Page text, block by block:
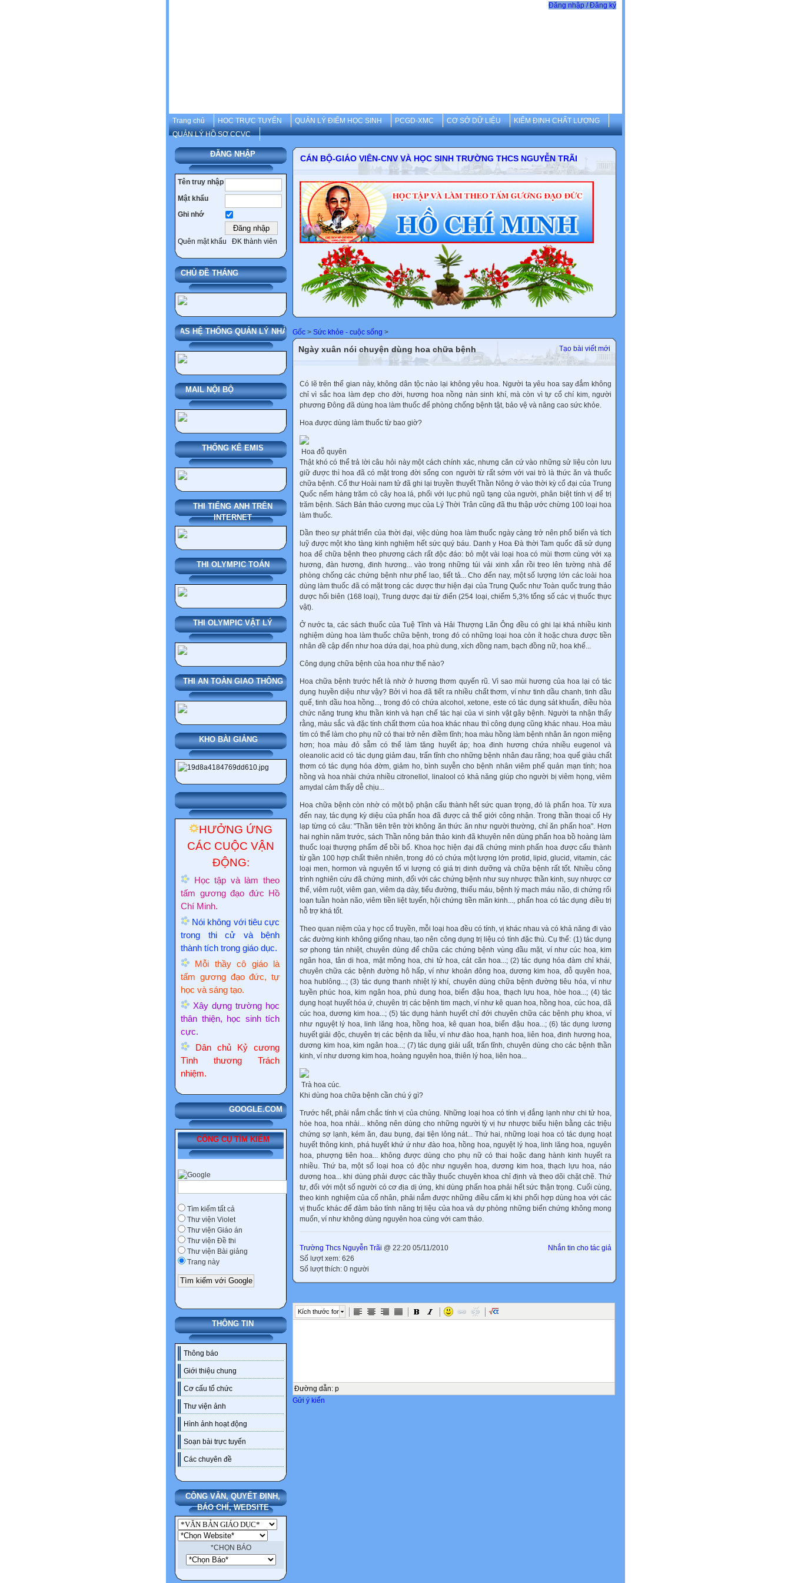
Đăng nhập / Đăng ký
Trang chủ HOC TRỰC TUYẾN QUẢN LÝ ĐIỂM HỌC SINH PCGD-XMC CƠ SỞ DỮ LIỆU
KIỂM ĐỊNH CHẤT LƯỢNG
QUẢN LÝ HỒ SƠ CCVC
ĐĂNG NHẬP
Tên truy nhập
Mật khẩu
Ghi nhớ
Quên mật khẩu ĐK thành viên
CHỦ ĐỀ THÁNG
SMAS HỆ THỐNG QUẢN LÝ NHÀ TRƯỜNG
MAIL NỘI BỘ
THỐNG KÊ EMIS
THI TIẾNG ANH TRÊN
INTERNET
THI OLYMPIC TOÁN
THI OLYMPIC VẬT LÝ
THI AN TOÀN GIAO THÔNG
KHO BÀI GIẢNG
HƯỞNG ỨNG
CÁC CUỘC VẬN
ĐỘNG:
Học tập và làm theo
tấm gương đạo đức Hồ
Chí Minh.
Nói không với tiêu cực
trong thi cử và bệnh
thành tích trong giáo dục.
Mỗi thầy cô giáo là
tấm gương đạo đức, tự
học và sáng tạo.
Xây dựng trường học
thân thiện, học sinh tích
cực.
Dân chủ Kỷ cương
Tình thương Trách
nhiệm.
GOOGLE.COM
CÔNG CỤ TÌM KIẾM
Tìm kiếm tất cả
Thư viện Violet
Thư viện Giáo án
Thư viện Đề thi
Thư viện Bài giảng
Trang này
THÔNG TIN
Thông báo
Giới thiệu chung
Cơ cấu tổ chức
Thư viện ảnh
Hình ảnh hoạt động
Soạn bài trực tuyến
Các chuyên đề
CÔNG VĂN, QUYẾT ĐỊNH,
BÁO CHÍ, WEDSITE
*CHỌN BÁO
CÁN BỘ-GIÁO VIÊN-CNV VÀ HỌC SINH TRƯỜNG THCS NGUYỄN TRÃI
Gốc > Sức khỏe - cuộc sống >
Tạo bài viết mới
Ngày xuân nói chuyện dùng hoa chữa bệnh
Có lẽ trên thế gian này, không dân tộc nào lại không yêu hoa. Người ta yêu hoa say đắm không
chỉ vì sắc hoa làm đẹp cho đời, hương hoa nồng nàn sinh khí, mà còn vì tự cổ chí kim, người
phương Đông đã dùng hoa làm thuốc để phòng chống bệnh tật, bảo vệ và nâng cao sức khỏe.
Hoa được dùng làm thuốc từ bao giờ?
Hoa đỗ quyên
Thật khó có thể trả lời câu hỏi này một cách chính xác, nhưng căn cứ vào những sử liệu còn lưu
giữ được thì hoa đã có mặt trong đời sống con người từ rất sớm với vai trò là thức ăn và thuốc
chữa bệnh. Cổ thư Hoài nam tử đã ghi lại truyền thuyết Thần Nông ở vào thời kỳ cổ đại của Trung
Quốc nếm hàng trăm cỏ cây hoa lá, phối với lục phủ ngũ tạng của người, phân biệt tính vị để trị
trăm bệnh. Sách Bản thảo cương mục của Lý Thời Trân cũng đã thu thập ước chừng 100 loại hoa
làm thuốc.
Dần theo sự phát triển của thời đại, việc dùng hoa làm thuốc ngày càng trở nên phổ biến và tích
luỹ được một kho tàng kinh nghiệm hết sức quý báu. Danh y Hoa Đà thời Tam quốc đã sử dụng
hoa để chữa bệnh theo phương cách rất độc đáo: bỏ một vài loại hoa có mùi thơm cùng với xạ
hương, đàn hương, đinh hương... vào trong những túi vải xinh xắn rồi treo lên tường nhà để
phòng chống các chứng bệnh như phế lao, tiết tả... Cho đến nay, một số lượng lớn các loài hoa
dùng làm thuốc đã có mặt trong các dược thư hiện đại của Trung Quốc như Toàn quốc trung thảo
dược hối biên (168 loại), Trung dược đại từ điển (254 loại, chiếm 5,3% tổng số các vị thuốc thực
vật).
Ở nước ta, các sách thuốc của Tuệ Tĩnh và Hải Thượng Lãn Ông đều có ghi lại khá nhiều kinh
nghiệm dùng hoa làm thuốc chữa bệnh, trong đó có những loại hoa còn ít hoặc chưa được tiền
nhân đề cập đến như hoa dứa dại, hoa phù dung, xích đồng nam, bạch đồng nữ, hoa khế...
Công dụng chữa bệnh của hoa như thế nào?
Hoa chữa bệnh trước hết là nhờ ở hương thơm quyến rũ. Vì sao mùi hương của hoa lại có tác
dụng huyền diệu như vậy? Bởi vì hoa đã tiết ra nhiều chất thơm, ví như tinh dầu chanh, tinh dầu
quế, tinh dầu hoa hồng..., trong đó có chứa alcohol, xetone, este có tác dụng sát khuẩn, điều hòa
chức năng trung khu thần kinh và hạn chế tác hại của vi sinh vật gây bệnh. Người ta nhận thấy
rằng, màu sắc và đặc tính chất thơm của hoa khác nhau thì công dụng cũng khác nhau. Hoa màu
tím có thể làm cho phụ nữ có thai trở nên điềm tĩnh; hoa màu hồng làm bệnh nhân ăn ngon miệng
hơn; hoa màu đỏ sẫm có thể làm tăng huyết áp; hoa đinh hương chứa nhiều eugenol và
oleanolic acid có tác dụng giảm đau, trấn tĩnh cho những bệnh nhân đau răng; hoa quế giàu chất
thơm có tác dụng hóa đờm, giảm ho, bình suyễn cho bệnh nhân viêm phế quản mạn tính; hoa
hồng và hoa nhài chứa nhiều citronellol, linalool có khả năng giúp cho người bị viêm họng, viêm
amydal cảm thấy dễ chịu...
Hoa chữa bệnh còn nhờ có một bộ phận cấu thành hết sức quan trọng, đó là phấn hoa. Từ xưa
đến nay, tác dụng kỳ diệu của phấn hoa đã được cả thế giới công nhận. Trong thần thoại cổ Hy
lạp từng có câu: "Thần tiên trên trời không ăn thức ăn như người thường, chỉ ăn phấn hoa". Hơn
hai nghìn năm trước, sách Thần nông bản thảo kinh đã khuyên nên dùng phấn hoa bồ hoàng làm
thuốc loại thượng phẩm để bồi bổ. Khoa học hiện đại đã chứng minh phấn hoa được cấu thành
từ gần 100 hợp chất thiên nhiên, trong đó có chứa một lượng lớn protid, lipid, glucid, vitamin, các
loại men, hormon và nguyên tố vi lượng có giá trị dinh dưỡng và chữa bệnh rất tốt. Nhiều công
trình nghiên cứu đã chứng minh, đối với các chứng bệnh như suy nhược thần kinh, suy nhược cơ
thể, viêm ruột, viêm gan, viêm dạ dày, tiểu đường, thiếu máu, bệnh lý mạch máu não, di chứng rối
loạn tuần hoàn não, viêm tiền liệt tuyến, hội chứng tiền mãn kinh..., phấn hoa có tác dụng điều trị
hỗ trợ khá tốt.
Theo quan niệm của y học cổ truyền, mỗi loại hoa đều có tính, vị khác nhau và có khả năng đi vào
các đường kinh không giống nhau, tạo nên công dụng trị liệu có tính đặc thù. Cụ thể: (1) tác dụng
sơ phong tán nhiệt, chuyên dùng để chữa các chứng bệnh vùng đầu mặt, ví như cúc hoa, kim
ngân hoa, tân di hoa, mật mông hoa, chi tử hoa, cát căn hoa...; (2) tác dụng hóa đàm chỉ khái,
chuyên chữa các bệnh đường hô hấp, ví như khoản đông hoa, dương kim hoa, đỗ quyên hoa,
hoa hublông...; (3) tác dụng thanh nhiệt lý khí, chuyên dùng chữa bệnh đường tiêu hóa, ví như
tuyền phúc hoa, kim ngân hoa, phù dung hoa, biển đậu hoa, thạch lựu hoa, hòe hoa...; (4) tác
dụng hoạt huyết hóa ứ, chuyên trị các bệnh tim mạch, ví như kê quan hoa, hồng hoa, cúc hoa, dã
cúc hoa, dương kim hoa...; (5) tác dụng hành huyết chỉ đới chuyên chữa các bệnh phụ khoa, ví
như nguyệt lý hoa, linh lăng hoa, hồng hoa, kê quan hoa, biển đậu hoa...; (6) tác dụng lương
huyết giải độc, chuyên trị các bệnh da liễu, ví như đào hoa, hạnh hoa, liên hoa, đinh hương hoa,
dương kim hoa, kim ngân hoa...; (7) tác dụng giải uất, trấn tĩnh, chuyên dùng cho các bệnh thần
kinh, ví như dương kim hoa, hoàng nguyên hoa, thiên lý hoa, liên hoa...
Trà hoa cúc.
Khi dùng hoa chữa bệnh cần chú ý gì?
Trước hết, phải nắm chắc tính vị của chúng. Những loại hoa có tính vị đắng lạnh như chi tử hoa,
hòe hoa, hoa nhài... không nên dùng cho những người tỳ vị hư nhược biểu hiện bằng các triệu
chứng sợ lạnh, kém ăn, đau bụng, đại tiện lỏng nát... Thứ hai, những loại hoa có tác dụng hoạt
huyết thông kinh, phá huyết khứ ứ như đào hoa, hồng hoa, nguyệt lý hoa, linh lăng hoa, nguyên
hoa, phượng tiên hoa... không được dùng cho phụ nữ có thai hoặc đang hành kinh huyết ra
nhiều. Thứ ba, một số loại hoa có độc như nguyên hoa, dương kim hoa, thạch lựu hoa, náo
dương hoa... khi dùng phải được các thầy thuốc chuyên khoa chỉ định và theo dõi chặt chẽ. Thứ
tư, đối với một số người có cơ địa dị ứng, khi dùng phấn hoa phải hết sức thận trọng. Cuối cùng,
theo kinh nghiệm của cổ nhân, phải nắm được những điều cấm kị khi phối hợp dùng hoa với các
vị thuốc khác để đảm bảo tính năng trị liệu của hoa và dự phòng những biến chứng không mong
muốn, ví như không dùng nguyên hoa cùng với cam thảo.
Nhắn tin cho tác giả
Trường Thcs Nguyễn Trãi @ 22:20 05/11/2010
Số lượt xem: 626
Số lượt thích: 0 người
Kích thước font
Đường dẫn: p
Gửi ý kiến